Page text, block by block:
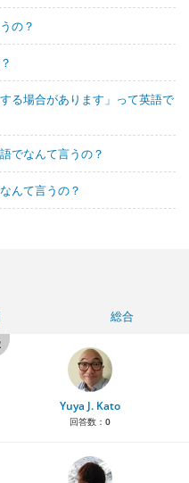
の？
る場合があります」って英語で
でなんて言うの？
んて言うの？
総合
Yuya J. Kato
回答数： 0